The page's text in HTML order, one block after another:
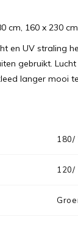
cm, 160 x 230
en UV straling
gebruikt.
langer mooi
180/
120/